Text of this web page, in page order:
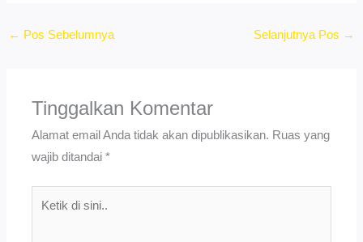
← Pos Sebelumnya Selanjutnya Pos →
Tinggalkan Komentar
Alamat email Anda tidak akan dipublikasikan. Ruas yang
wajib ditandai*